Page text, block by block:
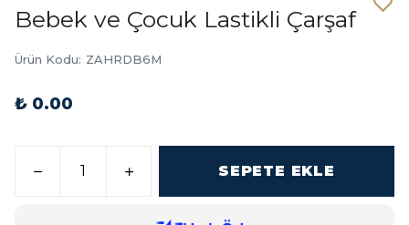
Bebek ve Çocuk Lastikli Çarşaf
Ürün Kodu: ZAHRDB6M
₺ 0.00
SEPETE EKLE